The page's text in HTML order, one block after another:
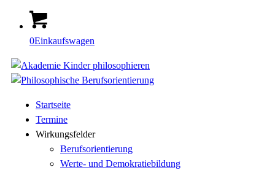
0Einkaufswagen
Startseite
Termine
Wirkungsfelder
Berufsorientierung
Werte- und Demokratiebildung